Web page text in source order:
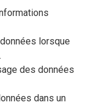
lorsque
des données
dans un